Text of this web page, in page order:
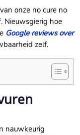
onze no cure no
Nieuwsgierig hoe
Google reviews over
zelf.
nauwkeurig